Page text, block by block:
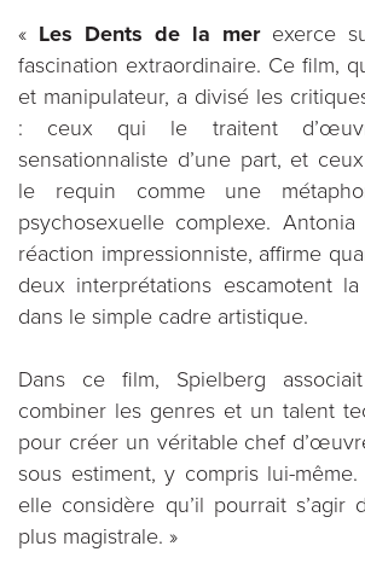
« Les Dents de la merexerce
fascination extraordinaire. Ce film,
et manipulateur, a divisé les
: ceux qui le traitent
sensationnaliste d’une part, et
le requin comme une
psychosexuelle complexe.
réaction impressionniste, affirme
deux interprétations escamotent
dans le simple cadre artistique.
Dans ce film, Spielberg
combiner les genres et un talent
pour créer un véritable chef
sous estiment, y compris lui-
elle considère qu’il pourrait
plus magistrale. »